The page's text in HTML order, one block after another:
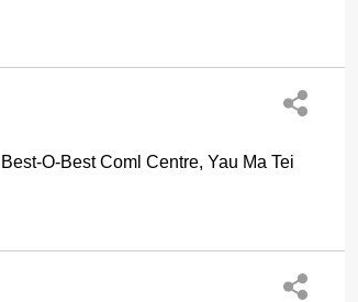
Best-O-Best Coml Centre, Yau Ma Tei